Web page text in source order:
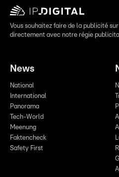
Vous souhaitez faire de la publicité
directement avec notre régie
News
National
International
Panorama
Tech-World
Meenung
Faktencheck
Safety First